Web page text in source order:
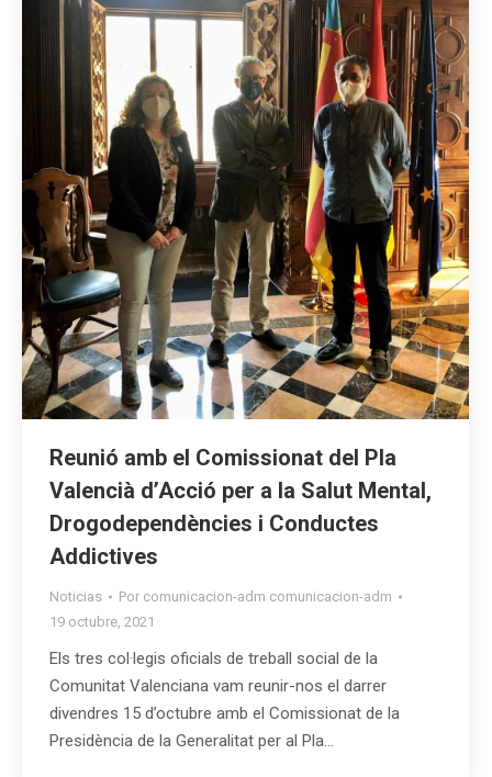
Reunió amb el Comissionat del Pla
Valencià d’Acció per a la Salut Mental,
Drogodependències i Conductes
Addictives
Noticias Por comunicacion-adm comunicacion-adm
19 octubre, 2021
Els tres col·legis oficials de treball social de la
Comunitat Valenciana vam reunir-nos el darrer
divendres 15 d’octubre amb el Comissionat de la
Presidència de la Generalitat per al Pla…